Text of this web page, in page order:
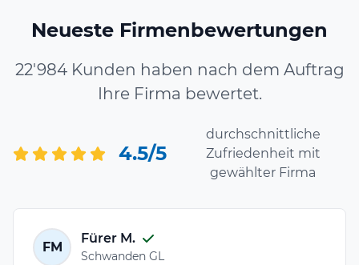
Neueste Firmenbewertungen
22'984 Kunden haben nach dem Auftrag
Ihre Firma bewertet.
4.5/5
durchschnittliche
Zufriedenheit mit
gewählter Firma
FM
Fürer M.
Schwanden GL